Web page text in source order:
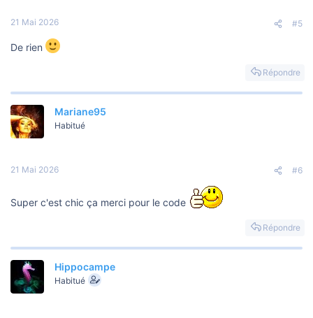
21 Mai 2026 #5
De rien
Répondre
Mariane95
Habitué
21 Mai 2026 #6
Super c'est chic ça merci pour le code
Répondre
Hippocampe
Habitué